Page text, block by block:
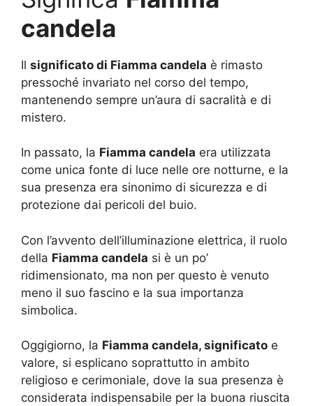
candela
Il significato di Fiamma candela è rimasto
pressoché invariato nel corso del tempo,
mantenendo sempre un’aura di sacralità e di
mistero.
In passato, la Fiamma candela era utilizzata
come unica fonte di luce nelle ore notturne, e la
sua presenza era sinonimo di sicurezza e di
protezione dai pericoli del buio.
Con l’avvento dell’illuminazione elettrica, il ruolo
della Fiamma candela si è un po’
ridimensionato, ma non per questo è venuto
meno il suo fascino e la sua importanza
simbolica.
Oggigiorno, la Fiamma candela, significato e
valore, si esplicano soprattutto in ambito
religioso e cerimoniale, dove la sua presenza è
considerata indispensabile per la buona riuscita